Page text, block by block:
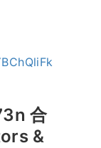
合
&